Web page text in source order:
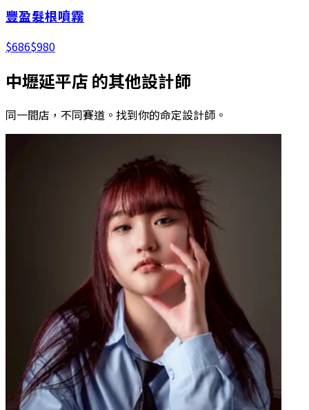
豐盈髮根噴霧
$686$980
中壢延平店 的其他設計師
同一間店，不同賽道。找到你的命定設計師。